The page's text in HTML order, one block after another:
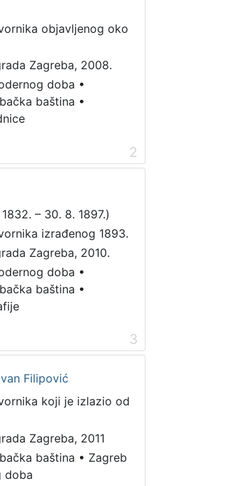
objavljenog oko
Zagreba, 2008.
doba •
baština •
2
– 30. 8. 1897.)
izrađenog 1893.
Zagreba, 2010.
doba •
baština •
3
Filipović
koji je izlazio od
Zagreba, 2011
baština • Zagreb
doba